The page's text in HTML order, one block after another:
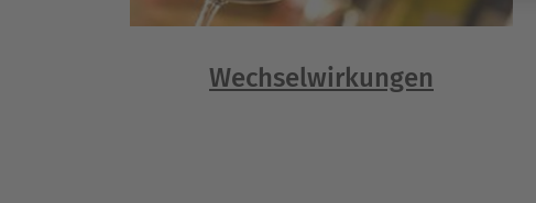
Wechselwirkungen